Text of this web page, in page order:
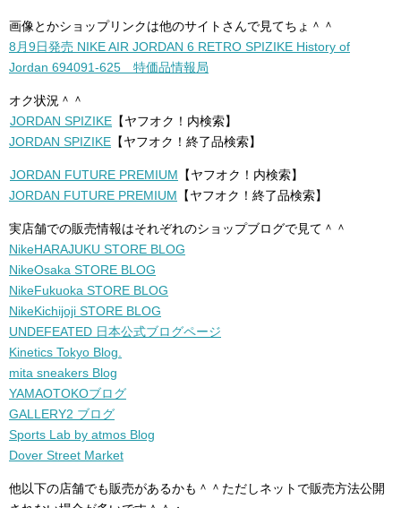
画像とかショップリンクは他のサイトさんで見てちょ＾＾
8月9日発売 NIKE AIR JORDAN 6 RETRO SPIZIKE History of
Jordan 694091-625 特価品情報局
オク状況＾＾
JORDAN SPIZIKE 【ヤフオク！内検索】
JORDAN SPIZIKE 【ヤフオク！終了品検索】
JORDAN FUTURE PREMIUM 【ヤフオク！内検索】
JORDAN FUTURE PREMIUM 【ヤフオク！終了品検索】
実店舗での販売情報はそれぞれのショップブログで見て＾＾
NikeHARAJUKU STORE BLOG
NikeOsaka STORE BLOG
NikeFukuoka STORE BLOG
NikeKichijoji STORE BLOG
UNDEFEATED 日本公式ブログページ
Kinetics Tokyo Blog.
mita sneakers Blog
YAMAOTOKOブログ
GALLERY2 ブログ
Sports Lab by atmos Blog
Dover Street Market
他以下の店舗でも販売があるかも＾＾ただしネットで販売方法公開